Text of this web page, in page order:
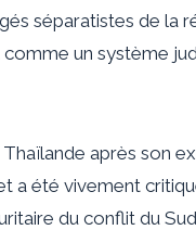
séparatistes de la
un système
après son
a été vivement
du conflit du